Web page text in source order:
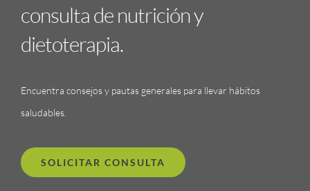
consulta de nutrición y
dietoterapia.
Encuentra consejos y pautas generales para llevar hábitos
saludables.
SOLICITAR CONSULTA